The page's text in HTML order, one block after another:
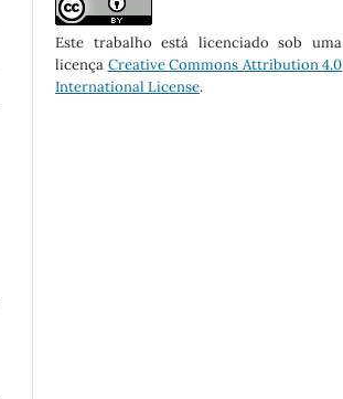
Este trabalho está licenciado sob uma
licença Creative Commons Attribution 4.0
International License.